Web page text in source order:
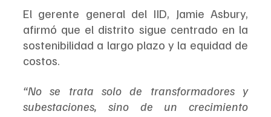
El gerente general del IID, Jamie Asbury,
afirmó que el distrito sigue centrado en la
sostenibilidad a largo plazo y la equidad de
costos.
“No se trata solo de transformadores y
subestaciones, sino de un crecimiento